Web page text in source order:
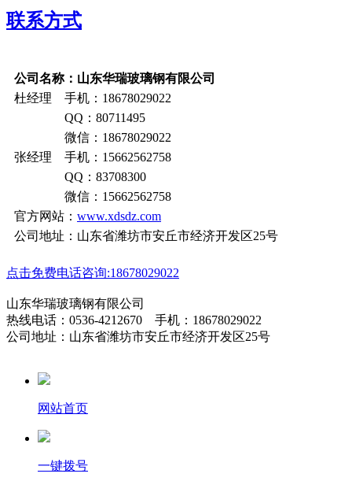
联系方式
公司名称：山东华瑞玻璃钢有限公司
杜经理 手机：18678029022
QQ：80711495
微信：18678029022
张经理 手机：15662562758
QQ：83708300
微信：15662562758
官方网站： www.xdsdz.com
公司地址：山东省潍坊市安丘市经济开发区25号
点击免费电话咨询:18678029022
山东华瑞玻璃钢有限公司
热线电话：0536-4212670 手机：18678029022
公司地址：山东省潍坊市安丘市经济开发区25号
网站首页
一键拨号